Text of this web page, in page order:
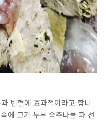
빈혈에 효과적이라고 합니
에 고기 두부 숙주나물 파 선